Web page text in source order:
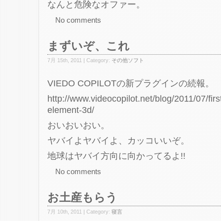
なんと危険なオファー。
No comments
まずいぞ、これ
7月 15th, 2011 | Category: その他ソフト
VIEDO COPILOTの新プラグインの続報。
http://www.videocopilot.net/blog/2011/07/
element-3d/
おいおいおい。
ヤバイよヤバイよ、カッコいいぞ。
地球はヤバイ方向に向かってるよ!!
No comments
お土産もらう
7月 10th, 2011 | Category: 寝言